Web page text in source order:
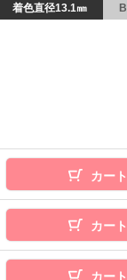
着色直径13.1㎜
カー
カー
カー